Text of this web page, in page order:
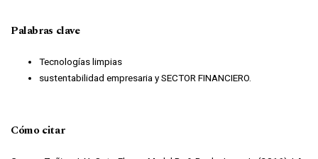
Palabras clave
Tecnologías limpias
sustentabilidad empresaria y SECTOR FINANCIERO.
Cómo citar